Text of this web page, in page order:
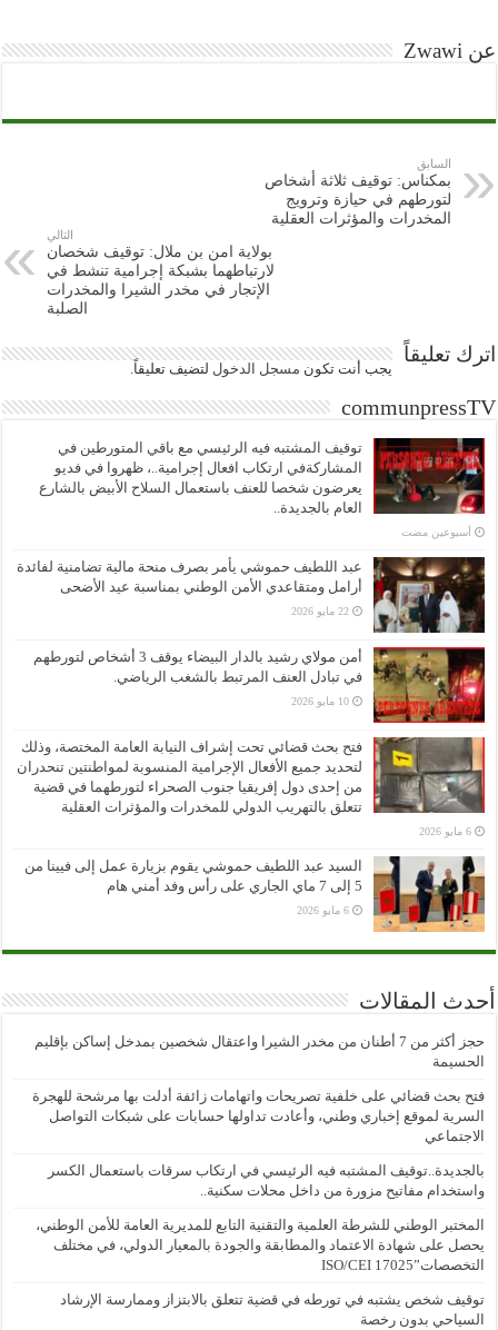
عن Zwawi
السابق
بمكناس: توقيف ثلاثة أشخاص
لتورطهم في حيازة وترويج
المخدرات والمؤثرات العقلية
التالي
بولاية امن بن ملال: توقيف شخصان
لارتباطهما بشبكة إجرامية تنشط في
الإتجار في مخدر الشيرا والمخدرات
الصلبة
اترك تعليقاً
يجب أنت تكون مسجل الدخول لتضيف تعليقاً.
communpressTV
توقيف المشتبه فيه الرئيسي مع باقي المتورطين في
المشاركةفي ارتكاب افعال إجرامية..، ظهروا في فديو
يعرضون شخصا للعنف باستعمال السلاح الأبيض بالشارع
العام بالجديدة..
‏أسبوعين مضت
عبد اللطيف حموشي يأمر بصرف منحة مالية تضامنية لفائدة
أرامل ومتقاعدي الأمن الوطني بمناسبة عيد الأضحى
22 مايو 2026
أمن مولاي رشيد بالدار البيضاء يوقف 3 أشخاص لتورطهم
في تبادل العنف المرتبط بالشغب الرياضي.
10 مايو 2026
فتح بحث قضائي تحت إشراف النيابة العامة المختصة، وذلك
لتحديد جميع الأفعال الإجرامية المنسوبة لمواطنتين تنحدران
من إحدى دول إفريقيا جنوب الصحراء لتورطهما في قضية
تتعلق بالتهريب الدولي للمخدرات والمؤثرات العقلية
6 مايو 2026
السيد عبد اللطيف حموشي يقوم بزيارة عمل إلى فيينا من
5 إلى 7 ماي الجاري على رأس وفد أمني هام
6 مايو 2026
أحدث المقالات
حجز أكثر من 7 أطنان من مخدر الشيرا واعتقال شخصين بمدخل إساكن بإقليم
الحسيمة
فتح بحث قضائي على خلفية تصريحات واتهامات زائفة أدلت بها مرشحة للهجرة
السرية لموقع إخباري وطني، وأعادت تداولها حسابات على شبكات التواصل
الاجتماعي
بالجديدة..توقيف المشتبه فيه الرئيسي في ارتكاب سرقات باستعمال الكسر
واستخدام مفاتيح مزورة من داخل محلات سكنية..
المختبر الوطني للشرطة العلمية والتقنية التابع للمديرية العامة للأمن الوطني،
يحصل على شهادة الاعتماد والمطابقة والجودة بالمعيار الدولي، في مختلف
التخصصات”ISO/CEI 17025
توقيف شخص يشتبه في تورطه في قضية تتعلق بالابتزاز وممارسة الإرشاد
السياحي بدون رخصة